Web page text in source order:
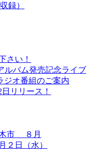
録）
さい！
ルバム発売記念ライブ
ジオ番組のご案内
リリース！
市 ８月
２日（水）